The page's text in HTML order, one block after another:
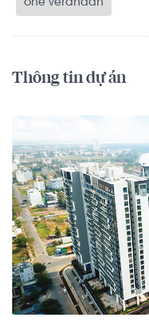
Thông tin dự án